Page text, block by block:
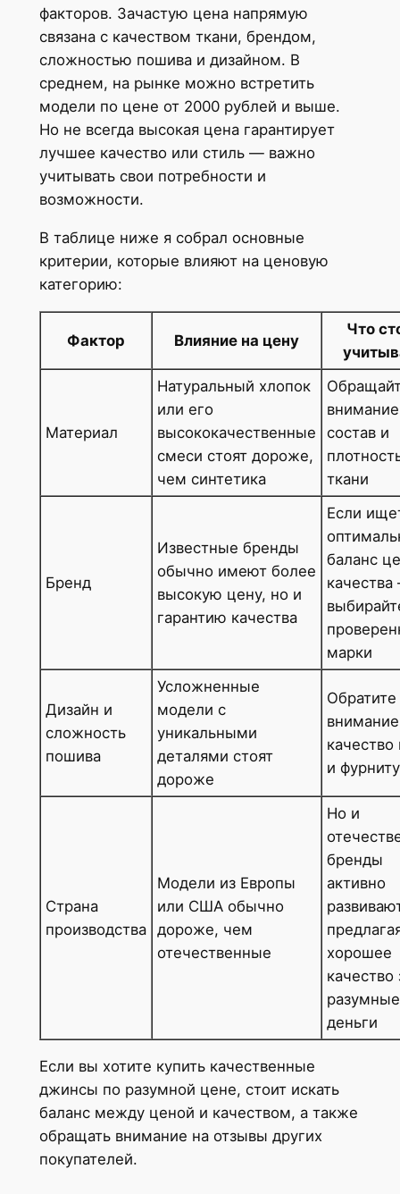
факторов. Зачастую цена напрямую
связана с качеством ткани, брендом,
сложностью пошива и дизайном. В
среднем, на рынке можно встретить
модели по цене от 2000 рублей и выше.
Но не всегда высокая цена гарантирует
лучшее качество или стиль — важно
учитывать свои потребности и
возможности.
В таблице ниже я собрал основные
критерии, которые влияют на ценовую
категорию:
Фактор Влияние на цену
Что
Материал
Натуральный хлопок
или его
высококачественные
смеси стоят дороже,
чем синтетика
состав и
ткани
Бренд
Известные бренды
обычно имеют более
высокую цену, но и
гарантию качества
Если
баланс
марки
Дизайн и
сложность
пошива
Усложненные
модели с
уникальными
деталями стоят
дороже
Обратите
и
Страна
производства
Модели из Европы
или США обычно
дороже, чем
отечественные
Но и
бренды
активно
хорошее
качество
разумные
деньги
Если вы хотите купить качественные
джинсы по разумной цене, стоит искать
баланс между ценой и качеством, а также
обращать внимание на отзывы других
покупателей.